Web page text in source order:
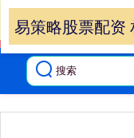
易策略股票配资